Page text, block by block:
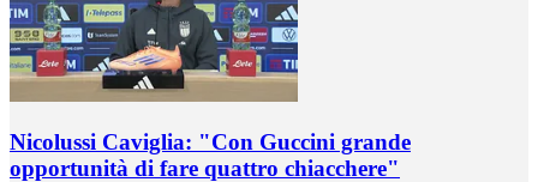
Nicolussi Caviglia: "Con Guccini grande
opportunità di fare quattro chiacchere"